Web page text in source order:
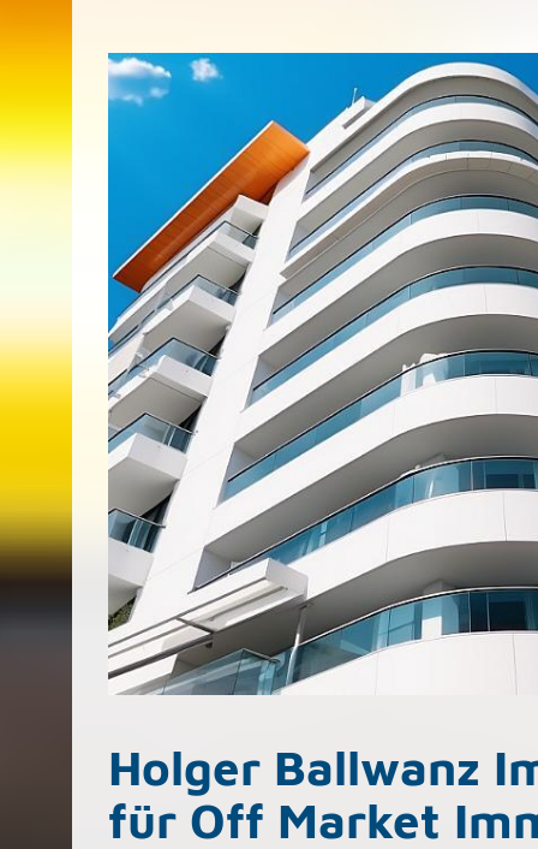
Holger Ballwanz
für Off Market